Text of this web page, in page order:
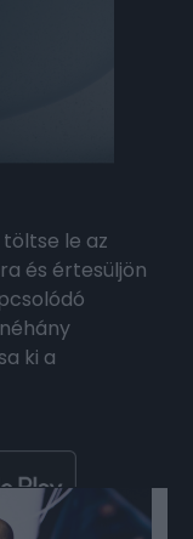
le az
és értesüljön
ki a